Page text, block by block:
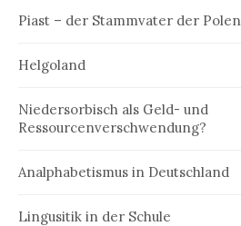
Piast – der Stammvater der Polen
Helgoland
Niedersorbisch als Geld- und
Ressourcenverschwendung?
Analphabetismus in Deutschland
Lingusitik in der Schule